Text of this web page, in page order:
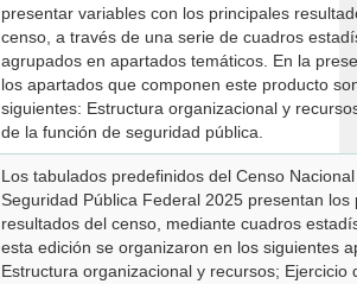
presentar variables con los principales
censo, a través de una serie de cuadros
agrupados en apartados temáticos. En la
los apartados que componen este producto
siguientes: Estructura organizacional y
de la función de seguridad pública.
Los tabulados predefinidos del Censo
Seguridad Pública Federal 2025 presentan los
resultados del censo, mediante cuadros estadísticos. En
esta edición se organizaron en los siguientes
Estructura organizacional y recursos; Ejercicio